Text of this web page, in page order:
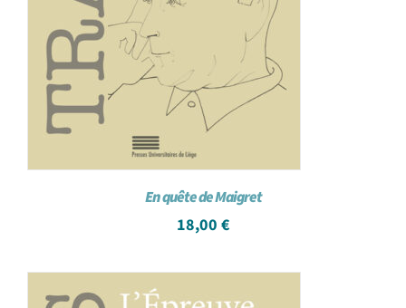
En quête de Maigret
18,00 €